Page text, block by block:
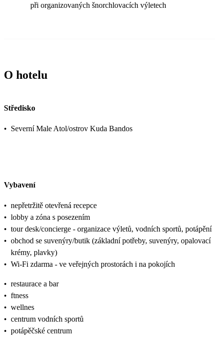
při organizovaných šnorchlovacích výletech
O hotelu
Středisko
• Severní Male Atol/ostrov Kuda Bandos
Vybavení
• nepřetržitě otevřená recepce
• lobby a zóna s posezením
• tour desk/concierge - organizace výletů, vodních sportů, potápění
• obchod se suvenýry/butik (základní potřeby, suvenýry, opalovací
krémy, plavky)
• Wi-Fi zdarma - ve veřejných prostorách i na pokojích
• restaurace a bar
• ftness
• wellnes
• centrum vodních sportů
• potápěčské centrum